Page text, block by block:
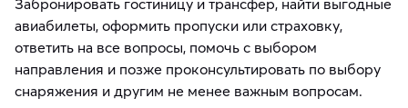
Забронировать гостиницу и трансфер, найти выгодные
авиабилеты, оформить пропуски или страховку,
ответить на все вопросы, помочь с выбором
направления и позже проконсультировать по выбору
снаряжения и другим не менее важным вопросам.